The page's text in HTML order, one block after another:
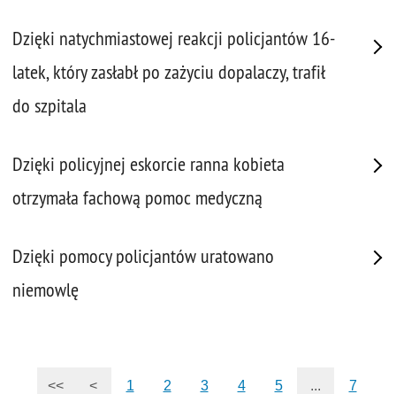
Dzięki natychmiastowej reakcji policjantów 16-
latek, który zasłabł po zażyciu dopalaczy, trafił
do szpitala
Dzięki policyjnej eskorcie ranna kobieta
otrzymała fachową pomoc medyczną
Dzięki pomocy policjantów uratowano
niemowlę
<< < 1 2 3 4 5 ... 7